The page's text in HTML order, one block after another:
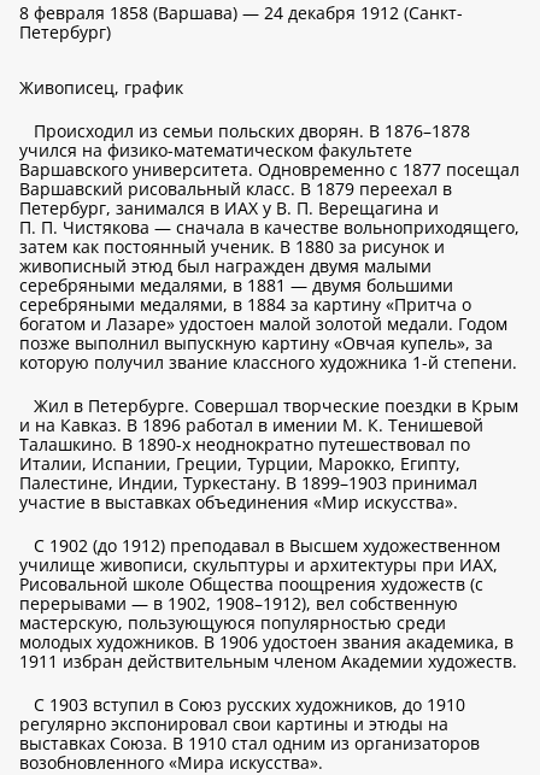
8 февраля 1858 (Варшава) — 24 декабря 1912 (Санкт-
Петербург)
Живописец, график
Происходил из семьи польских дворян. В 1876–1878
учился на физико-математическом факультете
Варшавского университета. Одновременно с 1877 посещал
Варшавский рисовальный класс. В 1879 переехал в
Петербург, занимался в ИАХ у В. П. Верещагина и
П. П. Чистякова — сначала в качестве вольноприходящего,
затем как постоянный ученик. В 1880 за рисунок и
живописный этюд был награжден двумя малыми
серебряными медалями, в 1881 — двумя большими
серебряными медалями, в 1884 за картину «Притча о
богатом и Лазаре» удостоен малой золотой медали. Годом
позже выполнил выпускную картину «Овчая купель», за
которую получил звание классного художника 1-й степени.
Жил в Петербурге. Совершал творческие поездки в Крым
и на Кавказ. В 1896 работал в имении М. К. Тенишевой
Талашкино. В 1890-х неоднократно путешествовал по
Италии, Испании, Греции, Турции, Марокко, Египту,
Палестине, Индии, Туркестану. В 1899–1903 принимал
участие в выставках объединения «Мир искусства».
С 1902 (до 1912) преподавал в Высшем художественном
училище живописи, скульптуры и архитектуры при ИАХ,
Рисовальной школе Общества поощрения художеств (с
перерывами — в 1902, 1908–1912), вел собственную
мастерскую, пользующуюся популярностью среди
молодых художников. В 1906 удостоен звания академика, в
1911 избран действительным членом Академии художеств.
С 1903 вступил в Союз русских художников, до 1910
регулярно экспонировал свои картины и этюды на
выставках Союза. В 1910 стал одним из организаторов
возобновленного «Мира искусства».